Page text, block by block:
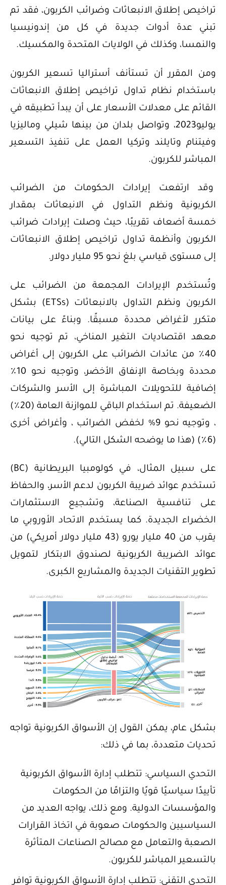
تراخيص إطلاق الانبعاثات وضرائب الكربون، فقد تم
تبني عدة أدوات جديدة في كل من إندونيسيا
والنمسا، وكذلك في الولايات المتحدة والمكسيك.
ومن المقرر أن تستأنف أستراليا تسعير الكربون
باستخدام نظام تداول تراخيص إطلاق الانبعاثات
القائم على معدلات الأسعار على أن يبدأ تطبيقه في
يوليو2023، وتواصل بلدان من بينها شيلي وماليزيا
وفيتنام وتايلند وتركيا العمل على تنفيذ التسعير
المباشر للكربون.
وقد ارتفعت إيرادات الحكومات من الضرائب
الكربونية ونظم التداول في الانبعاثات بمقدار
خمسة أضعاف تقريبًا، حيث وصلت إيرادات ضرائب
الكربون وأنظمة تداول تراخيص إطلاق الانبعاثات
إلى مستوى قياسي بلغ نحو 95 مليار دولار.
وتُستخدم الإيرادات المجمعة من الضرائب على
الكربون ونظم التداول بالانبعاثات (ETSs) بشكل
متكرر لأغراض محددة مسبقًا. وبناءً على بيانات
معهد اقتصاديات التغير المناخي، تم توجيه نحو
40٪ من عائدات الضرائب على الكربون إلى أغراض
محددة وبخاصة الإنفاق الأخضر، وتوجيه نحو 10٪
إضافية للتحويلات المباشرة إلى الأسر والشركات
الضعيفة. تم استخدام الباقي للموازنة العامة (20٪)
، وتوجيه نحو 9% لخفض الضرائب ، وأغراض أخرى
على سبيل المثال، في كولومبيا البريطانية (BC)
تستخدم عوائد ضريبة الكربون لدعم الأسر، والحفاظ
على تنافسية الصناعة، وتشجيع الاستثمارات
الخضراء الجديدة. كما يستخدم الاتحاد الأوروبي ما
يقرب من 40 مليار يورو (43 مليار دولار أمريكي) من
عوائد الضريبة الكربونية لصندوق الابتكار لتمويل
تطوير التقنيات الجديدة والمشاريع الكبرى.
بشكل عام، يمكن القول إن الأسواق الكربونية تواجه
تحديات متعددة، بما في ذلك:
التحدي السياسي: تتطلب إدارة الأسواق الكربونية
تأييدًا سياسيًا قويًا والتزامًا من الحكومات
والمؤسسات الدولية. ومع ذلك، يواجه العديد من
السياسيين والحكومات صعوبة في اتخاذ القرارات
الصعبة والتعامل مع مصالح الصناعات المتأثرة
بالتسعير المباشر للكربون.
التحدي التقني: تتطلب إدارة الأسواق الكربونية توافر